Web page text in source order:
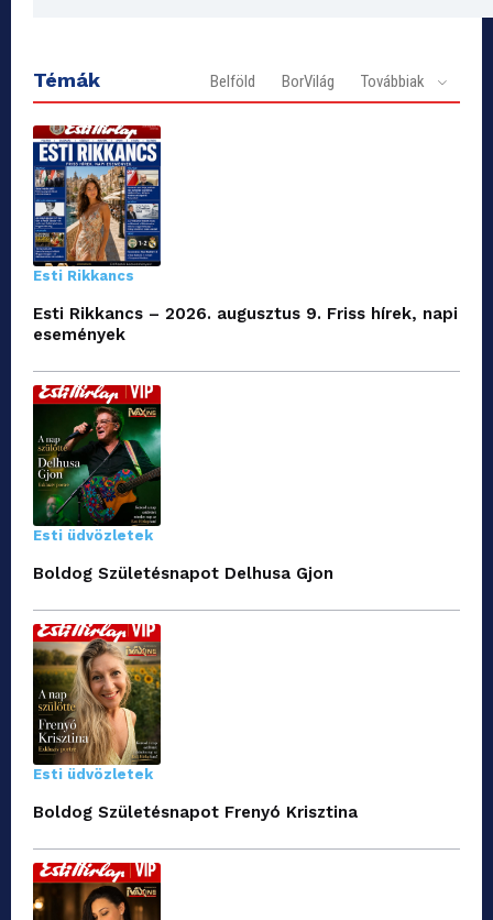
Témák Belföld BorVilág Továbbiak
Esti Rikkancs
Esti Rikkancs – 2026. augusztus 9. Friss hírek, napi
események
Esti üdvözletek
Boldog Születésnapot Delhusa Gjon
Esti üdvözletek
Boldog Születésnapot Frenyó Krisztina